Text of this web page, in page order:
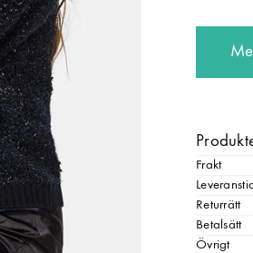
Frakt
Leveranstid
Returrätt
Betalsätt
Övrigt